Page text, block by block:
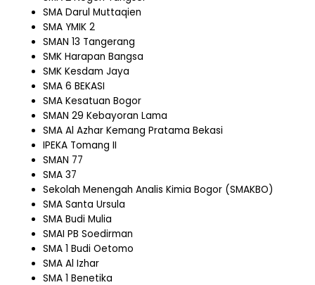
SMA Darul Muttaqien
SMA YMIK 2
SMAN 13 Tangerang
SMK Harapan Bangsa
SMK Kesdam Jaya
SMA 6 BEKASI
SMA Kesatuan Bogor
SMAN 29 Kebayoran Lama
SMA Al Azhar Kemang Pratama Bekasi
IPEKA Tomang II
SMAN 77
SMA 37
Sekolah Menengah Analis Kimia Bogor (SMAKBO)
SMA Santa Ursula
SMA Budi Mulia
SMAI PB Soedirman
SMA 1 Budi Oetomo
SMA Al Izhar
SMA 1 Benetika